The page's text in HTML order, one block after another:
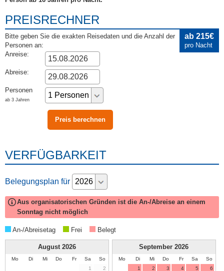
ab 215€
pro Nacht
PREISRECHNER
Bitte geben Sie die exakten Reisedaten und die Anzahl der
Personen an:
Anreise:
Abreise:
Personen
ab 3 Jahren
VERFÜGBARKEIT
Belegungsplan für
Aus organisatorischen Gründen ist die An-/Abreise an einem
Sonntag nicht möglich
An-/Abreisetag Frei Belegt
August 2026
Mo Di Mi Do Fr Sa
So
1
2
September 2026
Mo Di Mi Do Fr Sa
So
1
2 3 4 5
6